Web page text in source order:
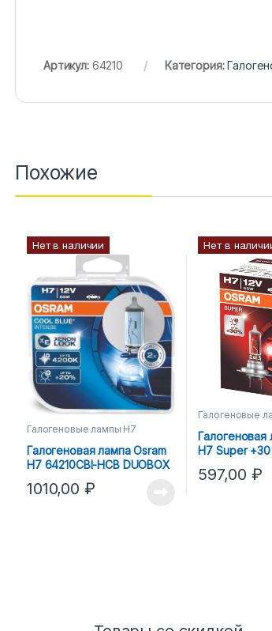
Артикул: 64210 Категория:
Похожие
Нет в наличии
Галогеновые лампы H7
Галогеновая лампа Osram
H7 64210CBI-HCB DUOBOX
1010,00 ₽
Нет в
Галогеновые
Галогеновая
H7 Super
597,00 ₽